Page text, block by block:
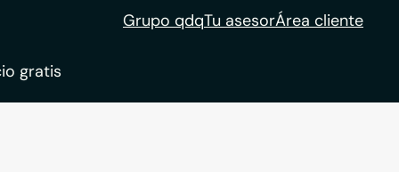
Grupo qdqTu asesorÁrea cliente
gratis